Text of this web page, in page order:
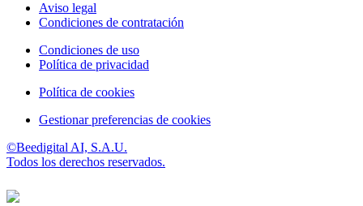
Aviso legal
Condiciones de contratación
Condiciones de uso
Política de privacidad
Política de cookies
Gestionar preferencias de cookies
©Beedigital AI, S.A.U.
Todos los derechos reservados.